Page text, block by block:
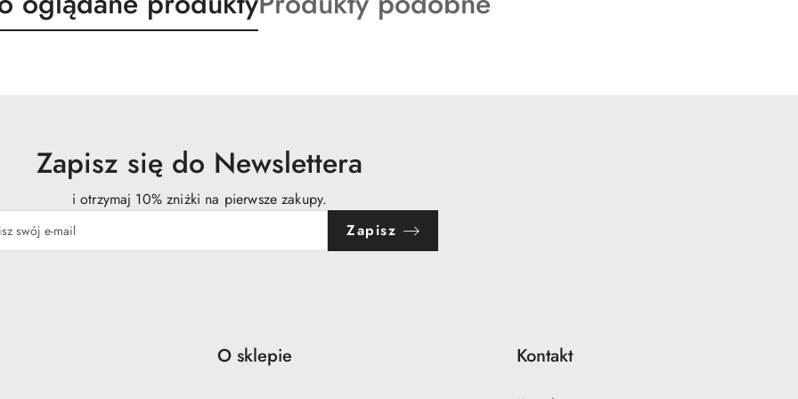
o
Zapisz się do Newslettera
i otrzymaj 10% zniżki na pierwsze zakupy.
Zapisz
O sklepie Kontakt